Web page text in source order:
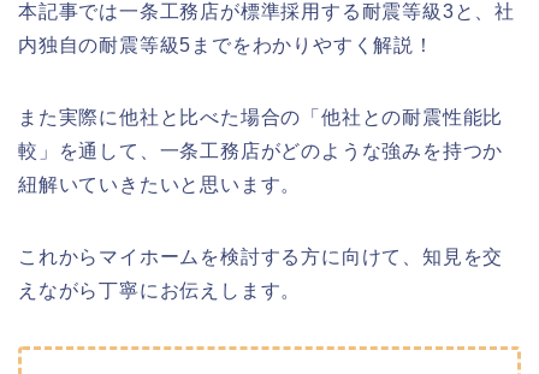
本記事では一条工務店が標準採用する耐震等級3と、社
内独自の耐震等級5までをわかりやすく解説！
また実際に他社と比べた場合の「他社との耐震性能比
較」を通して、一条工務店がどのような強みを持つか
紐解いていきたいと思います。
これからマイホームを検討する方に向けて、知見を交
えながら丁寧にお伝えします。